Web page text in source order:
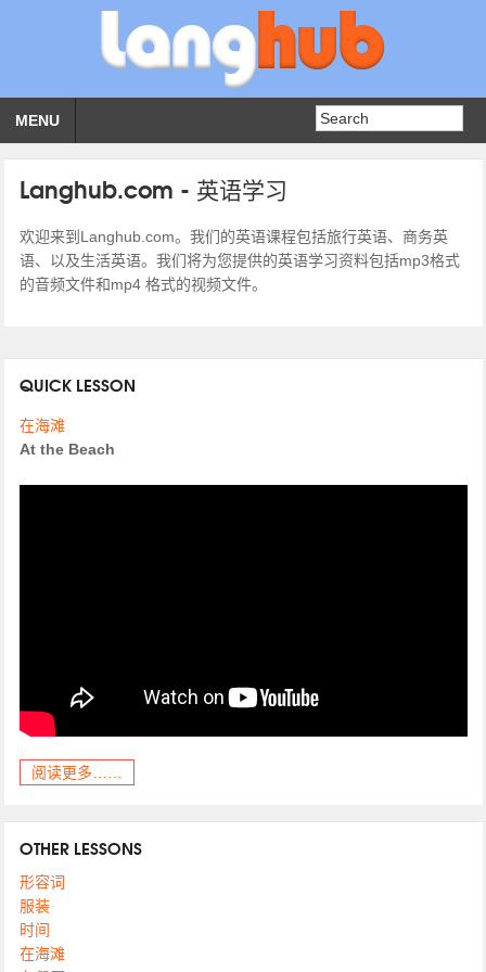
MENU
Langhub.com - 英语学习
欢迎来到Langhub.com。我们的英语课程包括旅行英语、商务英
语、以及生活英语。我们将为您提供的英语学习资料包括mp3格式
的音频文件和mp4 格式的视频文件。
QUICK LESSON
在海滩
At the Beach
阅读更多……
OTHER LESSONS
形容词
服装
时间
在海滩